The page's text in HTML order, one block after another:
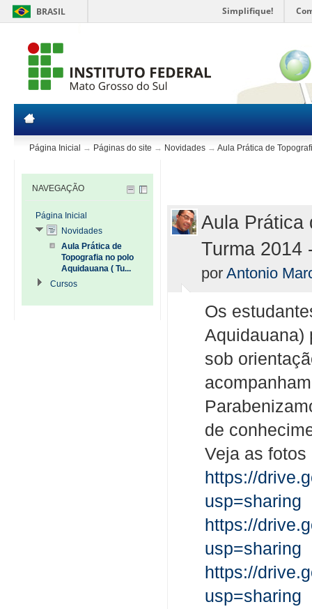
BRASIL Simplifique!
Página Inicial → Páginas do site → Novidades → Aula Prática de
Aula Prática
Turma 2014
por Antonio
Os
Aquidauana)
sob
de
Veja as
https://
usp=sharing
https://
usp=sharing
https://
usp=sharing
NAVEGAÇÃO
Página Inicial
Novidades
Aula Prática de
Topografia no polo
Aquidauana ( Tu...
Cursos